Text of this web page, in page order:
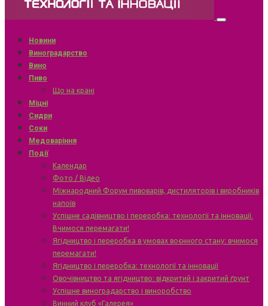
Новини
Виноградарство
Вино
Пиво
Що на крані
Міцні
Сидри
Соки
Медоваріння
Події
Календар
Фото / Відео
Міжнародний Форум пивоварів, дистиляторів і виробників
напоїв
Успішне садівництво і переробка: технології та інновації.
Вчимося перемагати!
Ягідництво і переробка в умовах воєнного стану: вчимося
перемагати!
Ягідництво і переробка: технології та інновації
Овочівництво та ягідництво: відкритий і закритий ґрунт
Успішне виноградарство і виноробство
Винний клуб «Галерея»